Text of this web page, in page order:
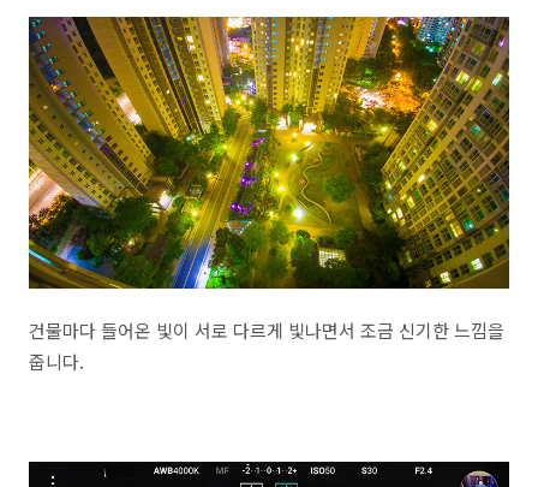
건물마다 들어온 빛이 서로 다르게 빛나면서 조금 신기한 느낌을
줍니다.